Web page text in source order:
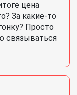
цена
За какие-то
Просто
связываться